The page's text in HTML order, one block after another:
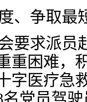
、争取最
要求派员
重困难，
字医疗急